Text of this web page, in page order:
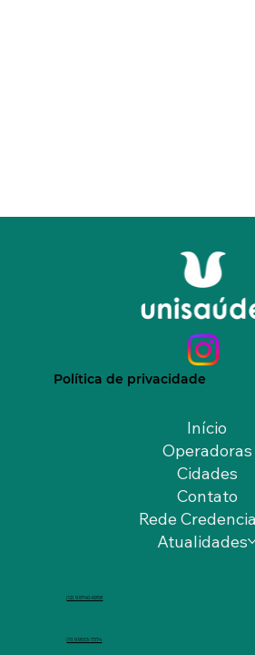
Política de privacidade
Início
Operadoras
Cidades
Contato
Rede
Atualidades
(12) 9.9740-6958
(11) 9.9553-7374